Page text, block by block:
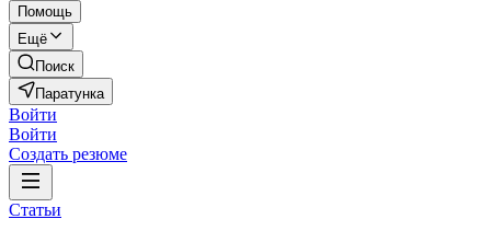
Помощь
Ещё
Поиск
Паратунка
Войти
Войти
Создать резюме
Статьи